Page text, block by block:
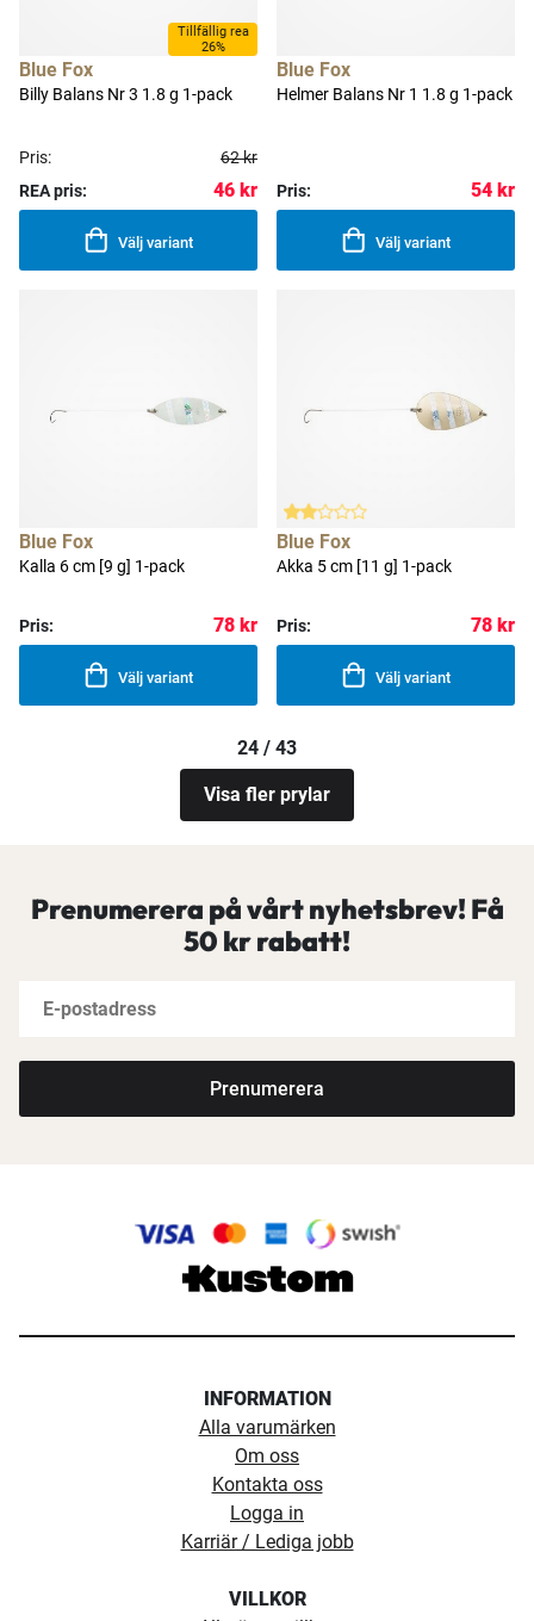
Tillfällig rea
26%
Blue Fox
Billy Balans Nr 3 1.8 g 1-pack
Pris:
62 kr
REA pris:
46 kr
Välj variant
Blue Fox
Helmer Balans Nr 1 1.8 g 1-pack
Pris: 54 kr
Välj variant
Blue Fox
Kalla 6 cm [9 g] 1-pack
Pris: 78 kr
Välj variant
Blue Fox
Akka 5 cm [11 g] 1-pack
Pris: 78 kr
Välj variant
24 / 43
Visa fler prylar
Prenumerera på vårt nyhetsbrev! Få
50 kr rabatt!
Prenumerera
INFORMATION
Alla varumärken
Om oss
Kontakta oss
Logga in
Karriär / Lediga jobb
VILLKOR